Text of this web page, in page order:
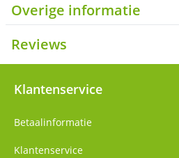
Overige informatie
Reviews
Klantenservice
Betaalinformatie
Klantenservice